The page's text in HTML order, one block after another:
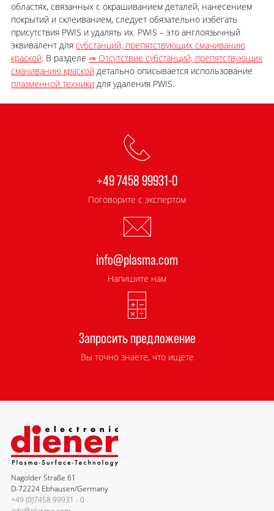
областях, связанных с окрашиванием деталей, нанесением
покрытий и склеиванием, следует обязательно избегать
присутствия PWIS и удалять их. PWIS – это англоязычный
эквивалент для субстанций, препятствующих смачиванию
краской. В разделе ⇒ Отсутствие субстанций, препятствующих
смачиванию краскойдетально описывается использование
плазменной техникидля удаления PWIS.
+49 7458 99931-0
Поговорите с экспертом
info@plasma.com
Напишите нам
Запросить предложение
Вы точно знаете, что ищете
Nagolder Straße 61
D-72224 Ebhausen/Germany
+49 (0)7458 99931 - 0